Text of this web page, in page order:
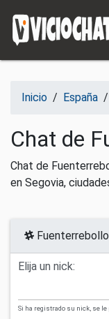
Inicio / España /
Chat de
Chat de
en Segovia,
Fuenterrebollo
Elija un nick:
Si ha registrado su nick, se le